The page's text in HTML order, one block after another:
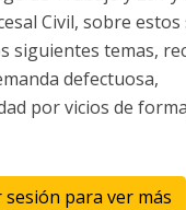
Civil, sobre estos
siguientes temas,
defectuosa,
por vicios de
sesión para ver más